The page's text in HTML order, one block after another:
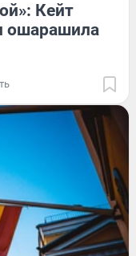
Кейт
ошарашила